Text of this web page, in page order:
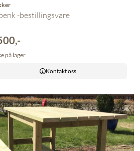
-bestillingsvare
på lager
Kontakt oss